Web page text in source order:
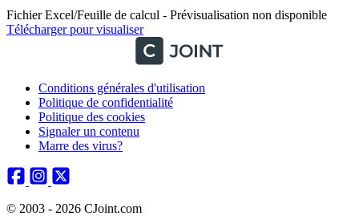
Fichier Excel/Feuille de calcul - Prévisualisation non disponible
Télécharger pour visualiser
Conditions générales d'utilisation
Politique de confidentialité
Politique des cookies
Signaler un contenu
Marre des virus?
© 2003 - 2026 CJoint.com